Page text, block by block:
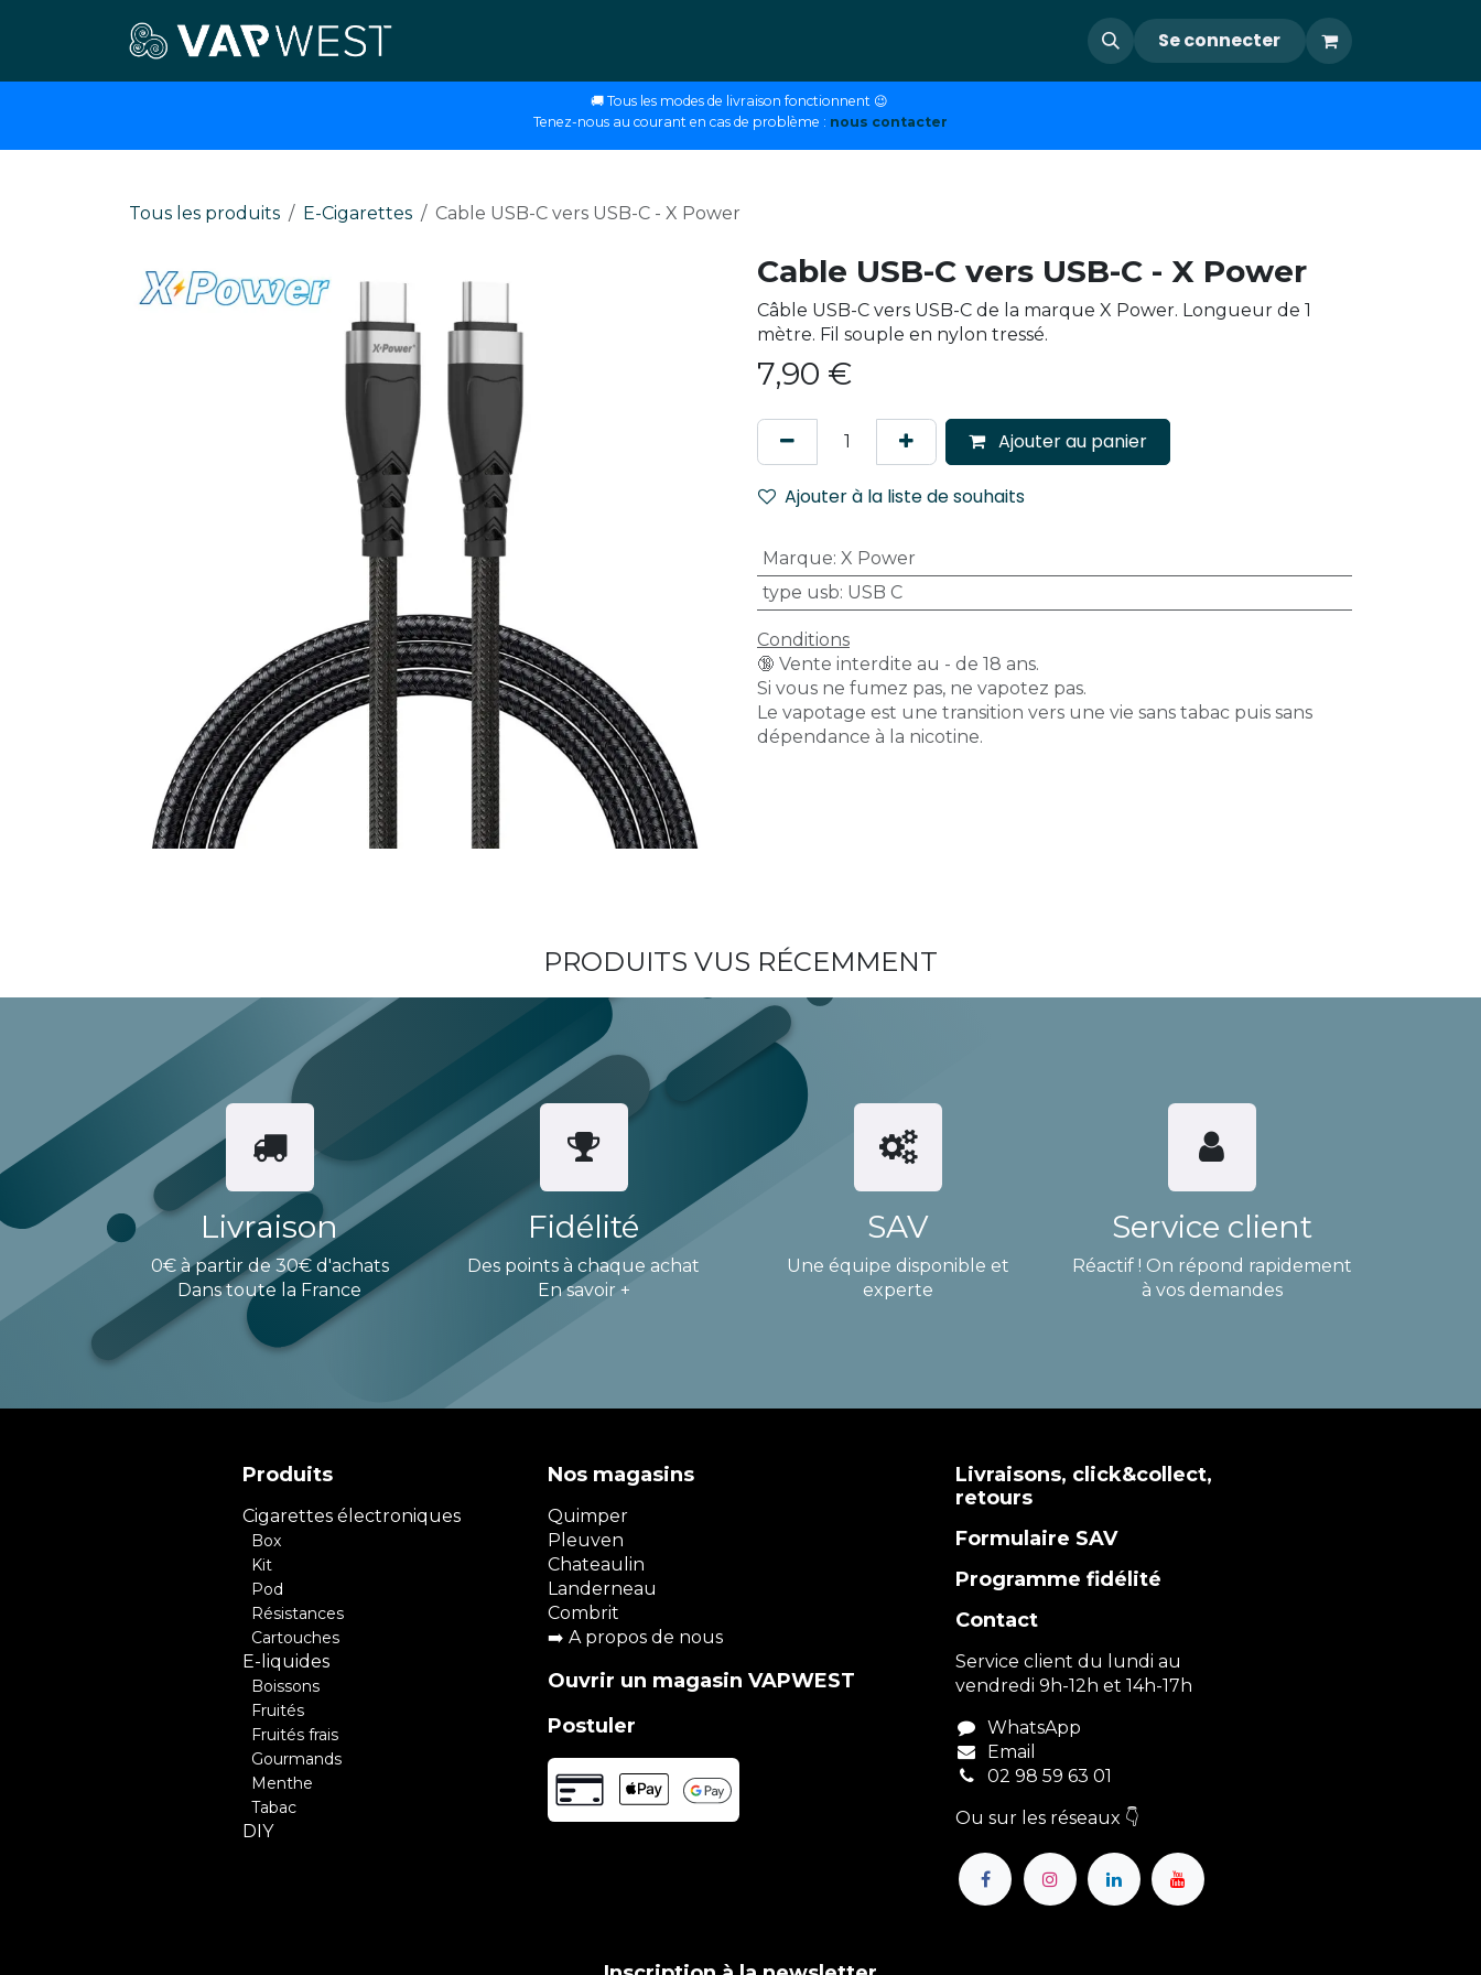
Se connecter
🚚 Tous les modes de livraison fonctionnent 😉
Tenez-nous au courant en cas de problème : nous contacter
Tous les produits E-Cigarettes Cable USB-C vers USB-C - X Power
Cable USB-C vers USB-C - X Power
Câble USB-C vers USB-C de la marque X Power. Longueur de 1
mètre. Fil souple en nylon tressé.
7,90 €
Ajouter au panier
Ajouter à la liste de souhaits
Marque: X Power
type usb: USB C
Conditions
🔞 Vente interdite au - de 18 ans.
Si vous ne fumez pas, ne vapotez pas.
Le vapotage est une transition vers une vie sans tabac puis sans
dépendance à la nicotine.
PRODUITS VUS RÉCEMMENT
Livraison
0€ à partir de 30€ d'achats
Dans toute la France
Fidélité
Des points à chaque achat
En savoir +
SAV
Une équipe disponible et
experte
Service client
Réactif ! On répond rapidement
à vos demandes
Produits
Cigarettes électroniques
Box
Kit
Pod
Résistances
Cartouches
E-liquides
Boissons
Fruités
Fruités frais
Gourmands
Menthe
Tabac
DIY
Livraisons, click&collect,
retours
Formulaire SAV
Programme fidélité
Contact
Service client du lundi au
vendredi 9h-12h et 14h-17h
WhatsApp
Email
02 98 59 63 01
Ou sur les réseaux 👇
Nos magasins
Quimper
Pleuven
Chateaulin
Landerneau
Combrit
➡️ A propos de nous
Ouvrir un magasin VAPWEST
Postuler